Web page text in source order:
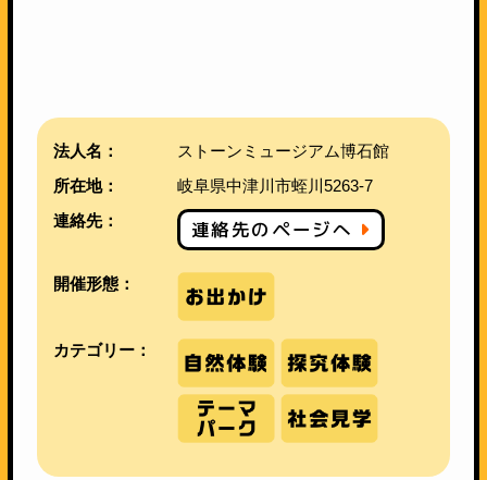
法人名：
ストーンミュージアム博石館
所在地：
岐阜県中津川市蛭川5263-7
連絡先：
連絡先のページへ
開催形態：
カテゴリー：